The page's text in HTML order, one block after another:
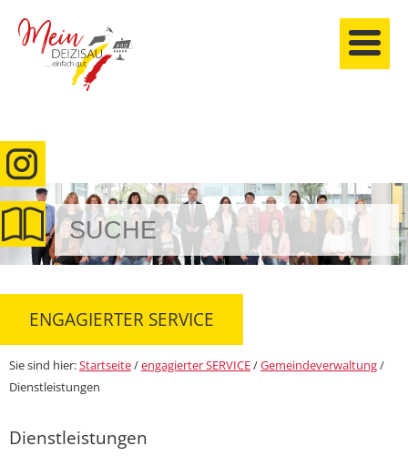
anmelden
ENGAGIERTER SERVICE
Sie sind hier:Startseite/engagierter SERVICE/Gemeindeverwaltung/
Dienstleistungen
Dienstleistungen